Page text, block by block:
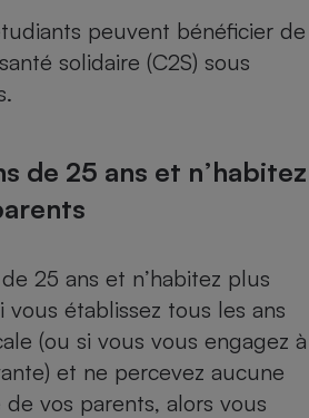
peuvent bénéficier de
solidaire (C2S) sous
de 25 ans et n’habitez
25 ans et n’habitez plus
vous établissez tous les ans
(ou si vous vous engagez à
et ne percevez aucune
vos parents, alors vous